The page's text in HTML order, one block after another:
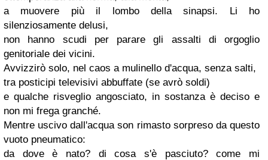
a muovere più il lombo della sinapsi. Li ho
silenziosamente delusi,
non hanno scudi per parare gli assalti di orgoglio
genitoriale dei vicini.
Avvizzirò solo, nel caos a mulinello d'acqua, senza salti,
tra posticipi televisivi abbuffate (se avrò soldi)
e qualche risveglio angosciato, in sostanza è deciso e
non mi frega granché.
Mentre uscivo dall'acqua son rimasto sorpreso da questo
vuoto pneumatico:
da dove è nato? di cosa s'è pasciuto? come mi